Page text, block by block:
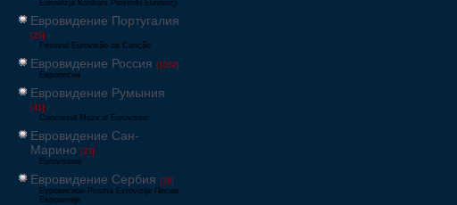
Eurowizja Konkurs Piosenki Eurowizji
Евровидение Португалия
[25]
Festival Eurovisão da Canção
Евровидение Россия [1062]
Европесня
Евровидение Румыния
[41]
Concursul Muzical Eurovision
Евровидение Сан-
Марино [23]
Eurovisione
Евровидение Сербия [39]
Еуровисион Pesma Evrovizije Песма
Евровизије